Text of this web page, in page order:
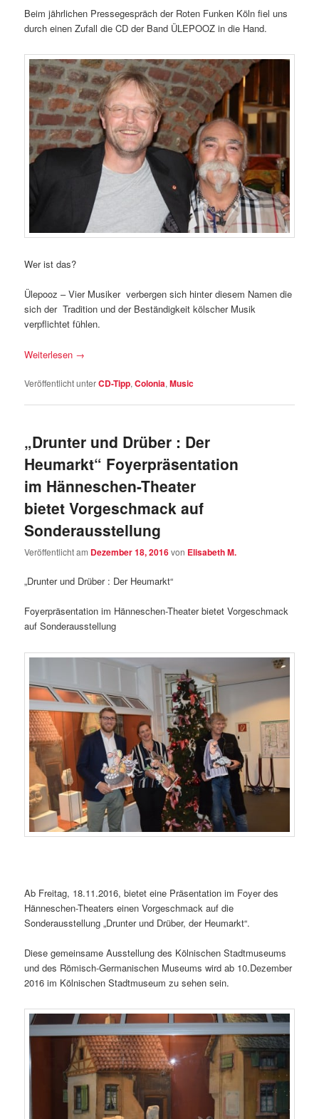
Beim jährlichen Pressegespräch der Roten Funken Köln fiel uns
durch einen Zufall die CD der Band ÜLEPOOZ in die Hand.
Wer ist das?
Ülepooz – Vier Musiker verbergen sich hinter diesem Namen die
sich der Tradition und der Beständigkeit kölscher Musik
verpflichtet fühlen.
Weiterlesen →
Veröffentlicht unterCD-Tipp,Colonia,Music
„Drunter und Drüber : Der
Heumarkt“ Foyerpräsentation
im Hänneschen-Theater
bietet Vorgeschmack auf
Sonderausstellung
Veröffentlicht am Dezember 18, 2016von Elisabeth M.
„Drunter und Drüber : Der Heumarkt“
Foyerpräsentation im Hänneschen-Theater bietet Vorgeschmack
auf Sonderausstellung
Ab Freitag, 18.11.2016, bietet eine Präsentation im Foyer des
Hänneschen-Theaters einen Vorgeschmack auf die
Sonderausstellung „Drunter und Drüber, der Heumarkt“.
Diese gemeinsame Ausstellung des Kölnischen Stadtmuseums
und des Römisch-Germanischen Museums wird ab 10.Dezember
2016 im Kölnischen Stadtmuseum zu sehen sein.